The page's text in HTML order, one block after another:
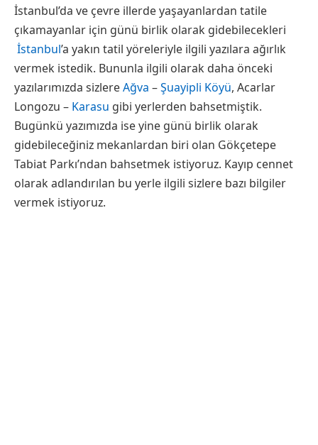
İstanbul’da ve çevre illerde yaşayanlardan tatile
çıkamayanlar için günü birlik olarak gidebilecekleri
İstanbul’a yakın tatil yöreleriyle ilgili yazılara ağırlık
vermek istedik. Bununla ilgili olarak daha önceki
yazılarımızda sizlereAğva –Şuayipli Köyü, Acarlar
Longozu – Karasu gibi yerlerden bahsetmiştik.
Bugünkü yazımızda ise yine günü birlik olarak
gidebileceğiniz mekanlardan biri olan Gökçetepe
Tabiat Parkı’ndan bahsetmek istiyoruz. Kayıp cennet
olarak adlandırılan bu yerle ilgili sizlere bazı bilgiler
vermek istiyoruz.